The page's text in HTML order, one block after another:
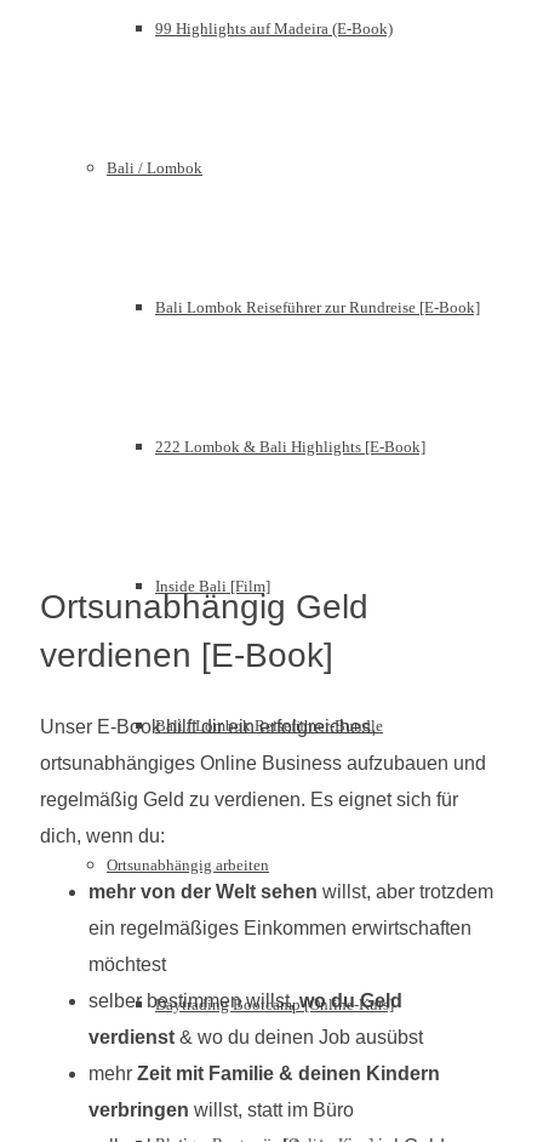
99 Highlights auf Madeira (E-Book)
Bali / Lombok
Bali Lombok Reiseführer zur Rundreise [E-Book]
222 Lombok & Bali Highlights [E-Book]
Inside Bali [Film]
Bali / Lombok Reiseführer-Bundle
Ortsunabhängig arbeiten
Daytrading Bootcamp [Online-Kurs]
Ortsunabhängig Geld
verdienen [E-Book]
Unser E-Book hilft dir ein erfolgreiches,
ortsunabhängiges Online Business aufzubauen und
regelmäßig Geld zu verdienen. Es eignet sich für
dich, wenn du:
mehr von der Welt sehen willst, aber trotzdem
ein regelmäßiges Einkommen erwirtschaften
möchtest
selber bestimmen willst,wo du Geld
verdienst & wo du deinen Job ausübst
mehr Zeit mit Familie & deinen Kindern
verbringen willst, statt im Büro